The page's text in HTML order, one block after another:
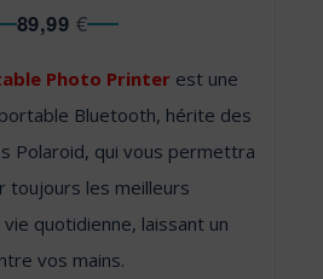
89,99 €
Photo Printerest une
Bluetooth, hérite des
Polaroid, qui vous permettra
toujours les meilleurs
quotidienne, laissant un
vos mains.